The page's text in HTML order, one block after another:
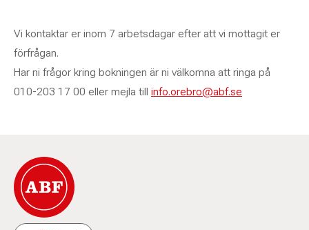
Vi kontaktar er inom 7 arbetsdagar efter att vi mottagit er
förfrågan.
Har ni frågor kring bokningen är ni välkomna att ringa på
010-203 17 00 eller mejla till info.orebro@abf.se